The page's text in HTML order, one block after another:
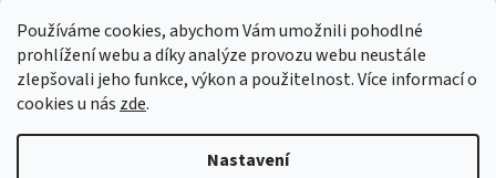
Používáme cookies, abychom Vám umožnili pohodlné
prohlížení webu a díky analýze provozu webu neustále
zlepšovali jeho funkce, výkon a použitelnost. Více informací o
cookies u nás zde.
Nastavení
+420 603 230 467
Sledujte nás také na facebooku
paracord.cz
Vytvořil Shoptet